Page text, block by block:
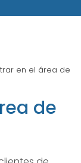
en el área de
de